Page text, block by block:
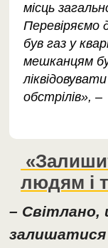
місць
Перевіряємо
був газ у
мешканцям
обстрілів», –
людям і
–